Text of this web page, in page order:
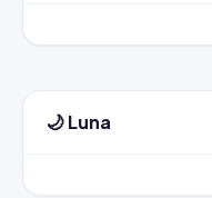
🌙 Luna